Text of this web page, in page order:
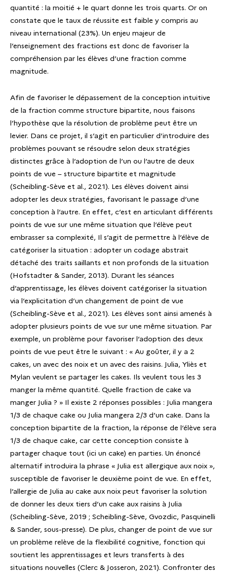
quantité : la moitié + le quart donne les trois quarts. Or on
constate que le taux de réussite est faible y compris au
niveau international (23%). Un enjeu majeur de
l’enseignement des fractions est donc de favoriser la
compréhension par les élèves d’une fraction comme
magnitude.
Afin de favoriser le dépassement de la conception intuitive
de la fraction comme structure bipartite, nous faisons
l’hypothèse que la résolution de problème peut être un
levier. Dans ce projet, il s’agit en particulier d’introduire des
problèmes pouvant se résoudre selon deux stratégies
distinctes grâce à l’adoption de l’un ou l’autre de deux
points de vue – structure bipartite et magnitude
(Scheibling-Sève et al., 2021). Les élèves doivent ainsi
adopter les deux stratégies, favorisant le passage d’une
conception à l’autre. En effet, c’est en articulant différents
points de vue sur une même situation que l’élève peut
embrasser sa complexité, Il s’agit de permettre à l’élève de
catégoriser la situation : adopter un codage abstrait
détaché des traits saillants et non profonds de la situation
(Hofstadter & Sander, 2013). Durant les séances
d’apprentissage, les élèves doivent catégoriser la situation
via l’explicitation d’un changement de point de vue
(Scheibling-Sève et al., 2021). Les élèves sont ainsi amenés à
adopter plusieurs points de vue sur une même situation. Par
exemple, un problème pour favoriser l’adoption des deux
points de vue peut être le suivant : « Au goûter, il y a 2
cakes, un avec des noix et un avec des raisins. Julia, Yliès et
Mylan veulent se partager les cakes. Ils veulent tous les 3
manger la même quantité. Quelle fraction de cake va
manger Julia ? » Il existe 2 réponses possibles : Julia mangera
1/3 de chaque cake ou Julia mangera 2/3 d’un cake. Dans la
conception bipartite de la fraction, la réponse de l’élève sera
1/3 de chaque cake, car cette conception consiste à
partager chaque tout (ici un cake) en parties. Un énoncé
alternatif introduira la phrase « Julia est allergique aux noix »,
susceptible de favoriser le deuxième point de vue. En effet,
l’allergie de Julia au cake aux noix peut favoriser la solution
de donner les deux tiers d’un cake aux raisins à Julia
(Scheibling-Sève, 2019 ; Scheibling-Sève, Gvozdic, Pasquinelli
& Sander, sous-presse). De plus, changer de point de vue sur
un problème relève de la flexibilité cognitive, fonction qui
soutient les apprentissages et leurs transferts à des
situations nouvelles (Clerc & Josseron, 2021). Confronter des